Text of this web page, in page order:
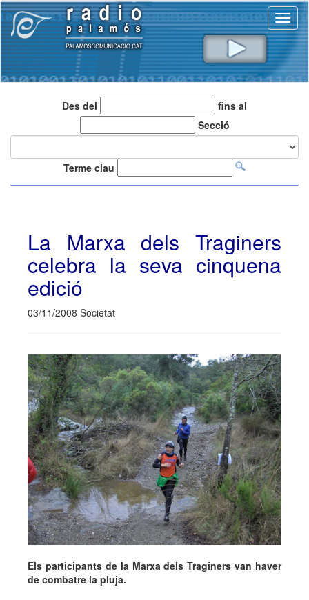
Des del
fins al
Secció
Terme clau
La Marxa dels Traginers
celebra la seva cinquena
edició
03/11/2008 Societat
Els participants de la Marxa dels Traginers van haver
de combatre la pluja.